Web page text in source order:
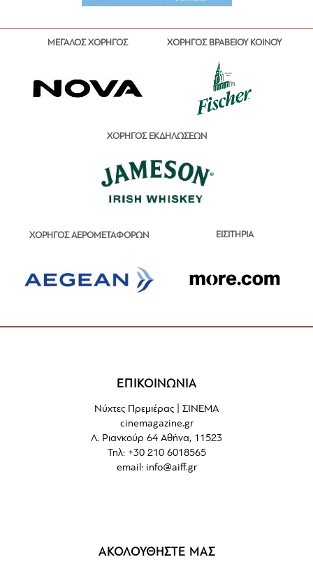
ΜΕΓΑΛΟΣ ΧΟΡΗΓΟΣ ΧΟΡΗΓΟΣ ΒΡΑΒΕΙΟΥ ΚΟΙΝΟΥ
ΧΟΡΗΓΟΣ ΕΚΔΗΛΩΣΕΩΝ
ΧΟΡΗΓΟΣ ΑΕΡΟΜΕΤΑΦΟΡΩΝ ΕΙΣΙΤΗΡΙΑ
ΕΠΙΚΟΙΝΩΝΙΑ
Νύχτες Πρεμιέρας | ΣΙΝΕΜΑ
cinemagazine.gr
Λ. Ριανκούρ 64 Αθήνα, 11523
Τηλ: +30 210 6018565
email: info@aiff.gr
ΑΚΟΛΟΥΘΗΣΤΕ ΜΑΣ